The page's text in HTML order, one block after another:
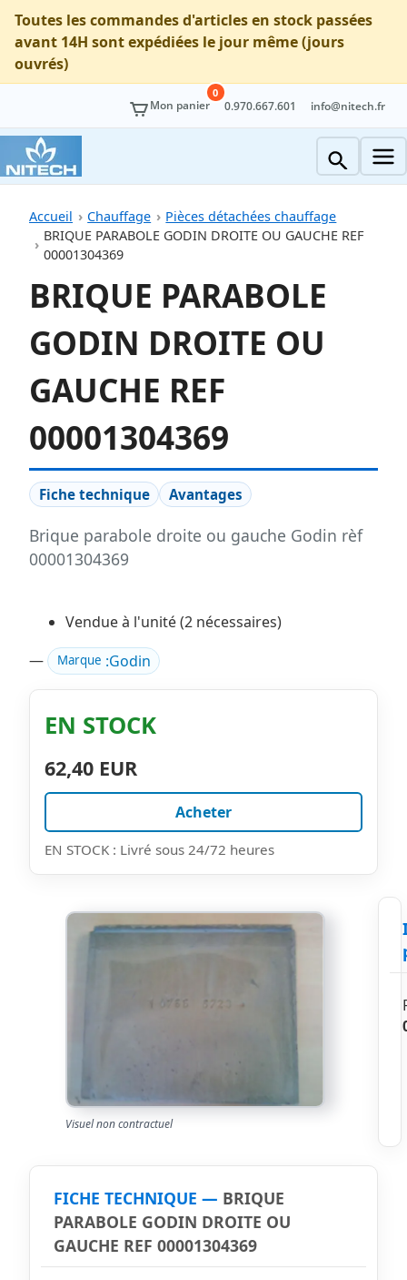
Toutes les commandes d'articles en stock passées
avant 14H sont expédiées le jour même (jours
ouvrés)
Mon panier
0
0.970.667.601 info@nitech.fr
Accueil Chauffage
Pièces détachées chauffage
BRIQUE PARABOLE GODIN DROITE OU GAUCHE REF
00001304369
BRIQUE PARABOLE
GODIN DROITE OU
GAUCHE REF
00001304369
Fiche technique Avantages
Brique parabole droite ou gauche Godin rèf
00001304369
Vendue à l'unité (2 nécessaires)
—
Marque :Godin
EN STOCK
62,40 EUR
Acheter
EN STOCK : Livré sous 24/72 heures
Visuel non contractuel
FICHE TECHNIQUE — BRIQUE
PARABOLE GODIN DROITE OU
GAUCHE REF 00001304369